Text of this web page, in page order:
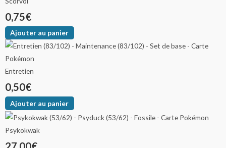
0,75€
Ajouter au panier
Entretien
0,50€
Ajouter au panier
Psykokwak